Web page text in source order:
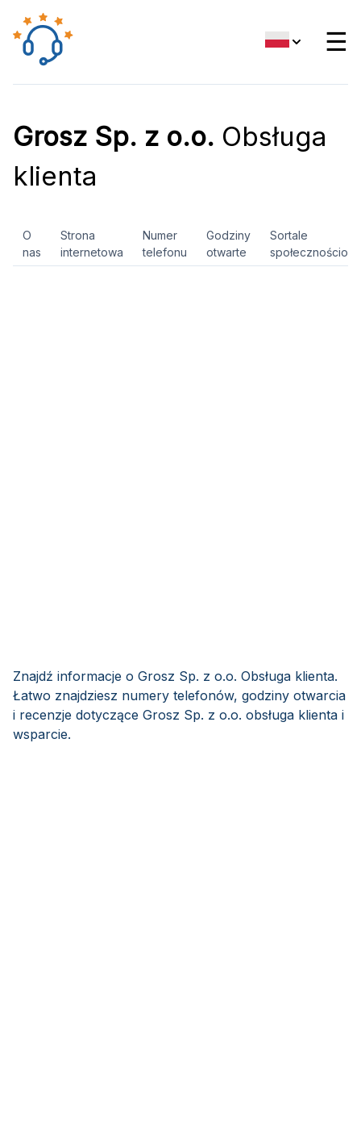
☰
Grosz Sp. z o.o. Obsługa
klienta
O
nas
Strona
internetowa
Numer
telefonu
Godziny
otwarte
Sortale
Znajdź informacje o Grosz Sp. z o.o. Obsługa klienta.
Łatwo znajdziesz numery telefonów, godziny otwarcia
i recenzje dotyczące Grosz Sp. z o.o. obsługa klienta i
wsparcie.